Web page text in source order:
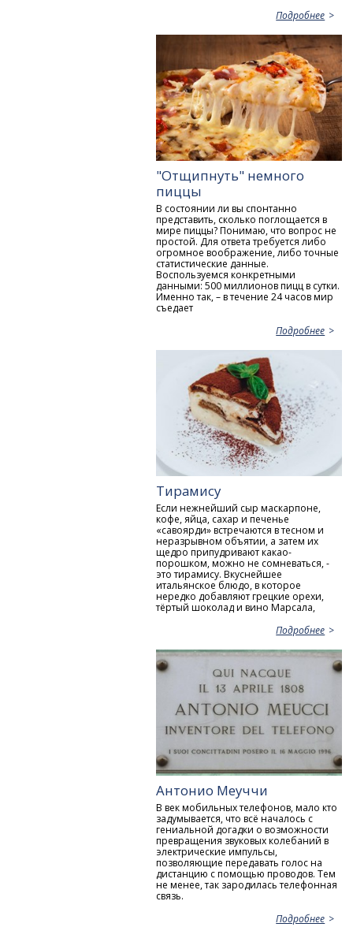
Подробнее
"Отщипнуть" немного
пиццы
В состоянии ли вы спонтанно
представить, сколько поглощается в
мире пиццы? Понимаю, что вопрос не
простой. Для ответа требуется либо
огромное воображение, либо точные
статистические данные.
Воспользуемся конкретными
данными: 500 миллионов пицц в сутки.
Именно так, – в течение 24 часов мир
съедает
Подробнее
Тирамису
Если нежнейший сыр маскарпоне,
кофе, яйца, сахар и печенье
«савоярди» встречаются в тесном и
неразрывном объятии, а затем их
щедро припудривают какао-
порошком, можно не сомневаться, -
это тирамису. Вкуснейшее
итальянское блюдо, в которое
нередко добавляют грецкие орехи,
тёртый шоколад и вино Марсала,
Подробнее
Антонио Меуччи
В век мобильных телефонов, мало кто
задумывается, что всё началось с
гениальной догадки о возможности
превращения звуковых колебаний в
электрические импульсы,
позволяющие передавать голос на
дистанцию с помощью проводов. Тем
не менее, так зародилась телефонная
связь.
Подробнее